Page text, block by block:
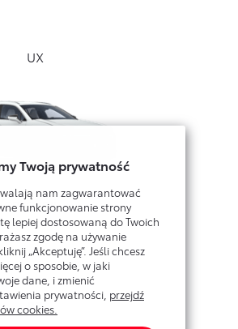
Twoją prywatność
nam zagwarantować
funkcjonowanie strony
lepiej dostosowaną do Twoich
zgodę na używanie
„Akceptuję”. Jeśli chcesz
o sposobie, w jaki
dane, i zmienić
prywatności, przejdź
cookies.
UX
→
RZ